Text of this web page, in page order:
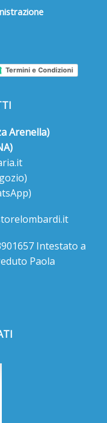
Termini e Condizioni
Arenella)
Intestato a
Paola